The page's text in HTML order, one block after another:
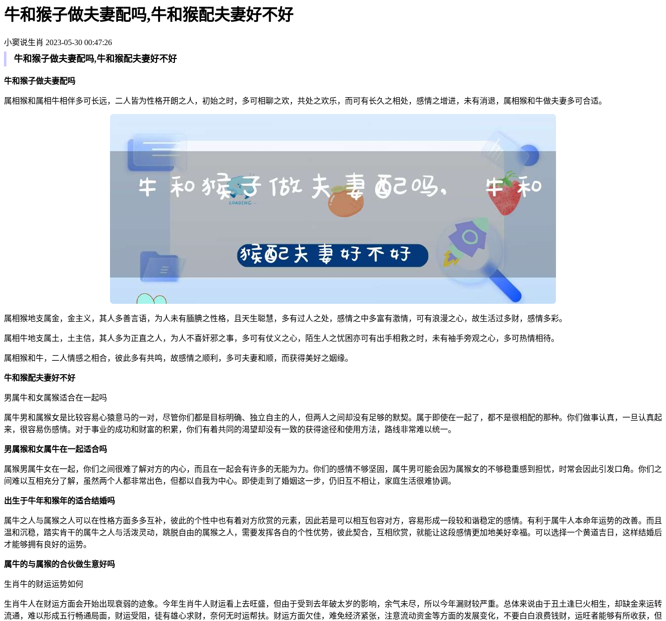
牛和猴子做夫妻配吗,牛和猴配夫妻好不好
小窦说生肖 2023-05-30 00:47:26
牛和猴子做夫妻配吗,牛和猴配夫妻好不好
牛和猴子做夫妻配吗
属相猴和属相牛相伴多可长远，二人皆为性格开朗之人，初始之时，多可相聊之欢，共处之欢乐，而可有长久之相处，感情之增进，未有消退，属相猴和牛做夫妻多可合适。
属相猴地支属金，金主义，其人多善言语，为人未有腼腆之性格，且天生聪慧，多有过人之处，感情之中多富有激情，可有浪漫之心，故生活过多财，感情多彩。
属相牛地支属土，土主信，其人多为正直之人，为人不喜奸邪之事，多可有仗义之心，陌生人之忧困亦可有出手相救之时，未有袖手旁观之心，多可热情相待。
属相猴和牛，二人情感之相合，彼此多有共鸣，故感情之顺利，多可夫妻和顺，而获得美好之姻缘。
牛和猴配夫妻好不好
男属牛和女属猴适合在一起吗
属牛男和属猴女是比较容易心猿意马的一对，尽管你们都是目标明确、独立自主的人，但两人之间却没有足够的默契。属于即使在一起了，都不是很相配的那种。你们做事认真，一旦认真起
来，很容易伤感情。对于事业的成功和财富的积累，你们有着共同的渴望却没有一致的获得途径和使用方法，路线非常难以统一。
男属猴和女属牛在一起适合吗
属猴男属牛女在一起，你们之间很难了解对方的内心，而且在一起会有许多的无能为力。你们的感情不够坚固，属牛男可能会因为属猴女的不够稳重感到担忧，时常会因此引发口角。你们之
间难以互相充分了解，虽然两个人都非常出色，但都以自我为中心。即使走到了婚姻这一步，仍旧互不相让，家庭生活很难协调。
出生于牛年和猴年的适合结婚吗
属牛之人与属猴之人可以在性格方面多多互补，彼此的个性中也有着对方欣赏的元素，因此若是可以相互包容对方，容易形成一段较和谐稳定的感情。有利于属牛人本命年运势的改善。而且
温和沉稳，踏实肯干的属牛之人与活泼灵动，跳脱自由的属猴之人，需要发挥各自的个性优势，彼此契合，互相欣赏，就能让这段感情更加地美好幸福。可以选择一个黄道吉日，这样结婚后
才能够拥有良好的运势。
属牛的与属猴的合伙做生意好吗
生肖牛的财运运势如何
生肖牛人在财运方面会开始出现衰弱的迹象。今年生肖牛人财运看上去旺盛，但由于受到去年破太岁的影响，余气未尽，所以今年漏财较严重。总体来说由于丑土逢巳火相生，却缺金来运转
流通，难以形成五行畅通局面，财运受阻，徒有雄心求财，奈何无时运帮扶。财运方面欠佳，难免经济紧张，注意流动资金等方面的发展变化，不要白白浪费钱财，运旺者能够有所收获，但